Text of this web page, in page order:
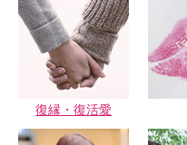
復縁・復活愛